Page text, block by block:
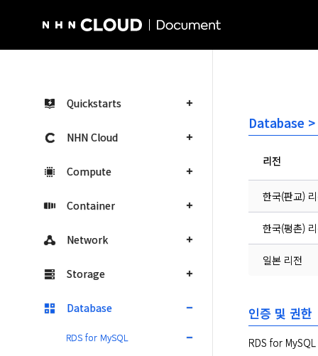
Quickstarts
NHN Cloud
Compute
Container
Network
Storage
Database
RDS for MySQL
Database >
리전
한국(판교)
한국(평촌)
일본 리전
인증 및 권한
RDS for